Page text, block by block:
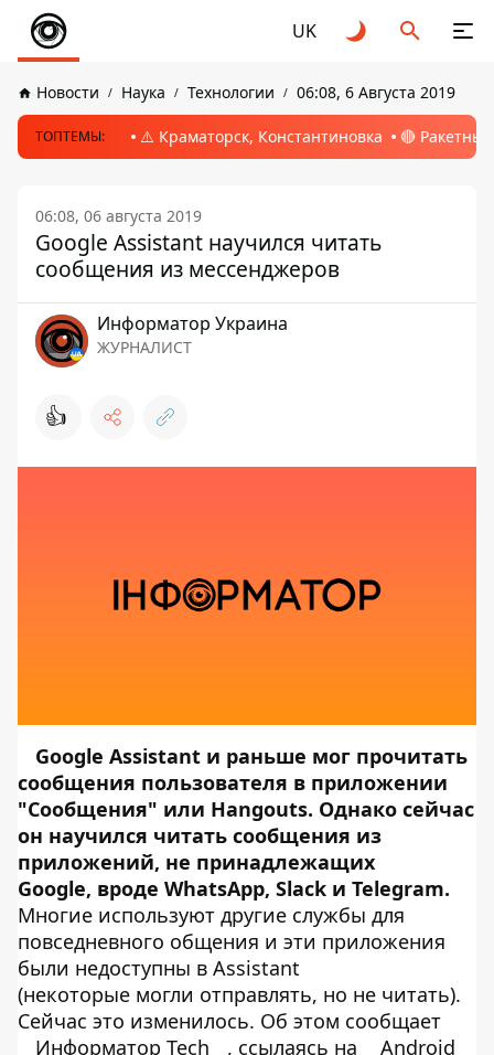
UK
Новости Наука Технологии 06:08, 6 Августа 2019
ТОПТЕМЫ: ⚠️ Краматорск, Константиновка 🔴
06:08, 06 августа 2019
Google Assistant научился читать
сообщения из мессенджеров
Информатор Украина
ЖУРНАЛИСТ
👍
Google Assistant и раньше мог прочитать
сообщения пользователя в приложении
"Сообщения" или Hangouts. Однако сейчас
он научился читать сообщения из
приложений, не принадлежащих
Google, вроде WhatsApp, Slack и Telegram.
Многие используют другие службы для
повседневного общения и эти приложения
были недоступны в Assistant
(некоторые могли отправлять, но не читать).
Сейчас это изменилось. Об этом сообщает
Информатор Tech
, ссылаясь на
Android